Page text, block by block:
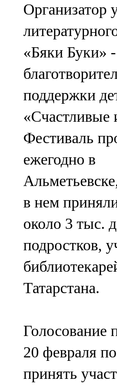
106,1 FM
Түбән Кама
102,6 FM
Чирмешән
107,7 FM
Чистай
103,0 FM
Чүпрәле
91,0 FM
Шәмәрдән
102,3 FM
Яңа чишмә
107,0 FM
Яр Чаллы
Организатор
«Бяки Буки» -
поддержки
«Счастливые
Фестиваль
ежегодно в
в нем
около 3 тыс.
подростков,
Татарстана.
Голосование
20 февраля
принять